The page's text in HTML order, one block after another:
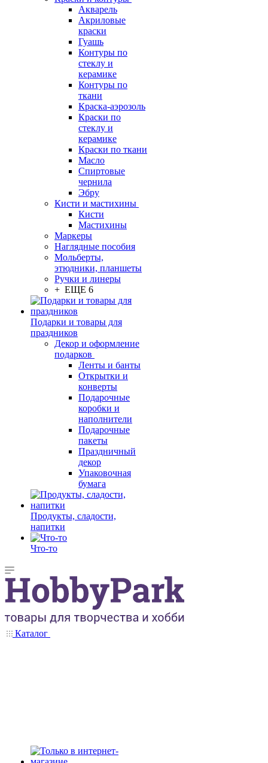
Акварель
Акриловые
краски
Гуашь
Контуры по
стеклу и
керамике
Контуры по
ткани
Краска-аэрозоль
Краски по
стеклу и
керамике
Краски по ткани
Масло
Спиртовые
чернила
Эбру
Кисти и мастихины
Кисти
Мастихины
Маркеры
Наглядные пособия
Мольберты,
этюдники, планшеты
Ручки и линеры
+ ЕЩЕ 6
Подарки и товары для
праздников
Декор и оформление
подарков
Ленты и банты
Открытки и
конверты
Подарочные
коробки и
наполнители
Подарочные
пакеты
Праздничный
декор
Упаковочная
бумага
Продукты, сладости,
напитки
Что-то
Каталог